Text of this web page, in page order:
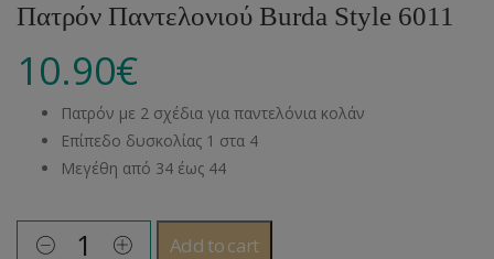
Πατρόν Παντελονιού Burda Style 6011
10.90€
Πατρόν με 2 σχέδια για παντελόνια κολάν
Επίπεδο δυσκολίας 1 στα 4
Μεγέθη από 34 έως 44
Add to cart